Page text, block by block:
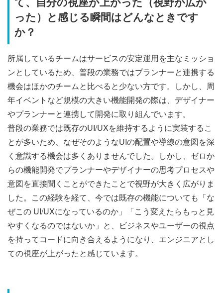
った）と感じる瞬間はどんなときです
か？
所属しているチームはサービスの安定運用を主なミッショ
ンとしているため、普段の業務ではプランナーと連携する
機会はほかのチームと比べると少ない方です。しかし、周
年イベントなど規模の大きい機能開発の際は、デザイナー
やプランナーと連携して開発に取り組んでいます。
普段の業務では既存のUI/UXを維持するように実装するこ
とが多いため、なぜそのようなUIの配置や導線の意図を深
く意識する機会は多くありませんでした。しかし、ゼロか
らの機能開発でプランナーやデザイナーの思考プロセスや
意図を直接聞くことができたことで視野が大きく広がりま
した。この経験を経て、今では既存の機能についても「な
ぜこの UI/UXになっているのか」「こう変えたらもっと見
やすくなるのではないか」と、ビジネスやユーザーの視点
を持ってコードに向き合えるようになり、エンジニアとし
ての視座が上がったと感じています。